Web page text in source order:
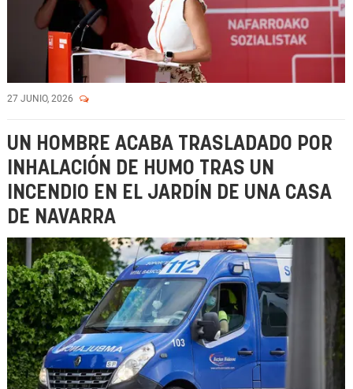
27 JUNIO, 2026
UN HOMBRE ACABA TRASLADADO POR
INHALACIÓN DE HUMO TRAS UN
INCENDIO EN EL JARDÍN DE UNA CASA
DE NAVARRA